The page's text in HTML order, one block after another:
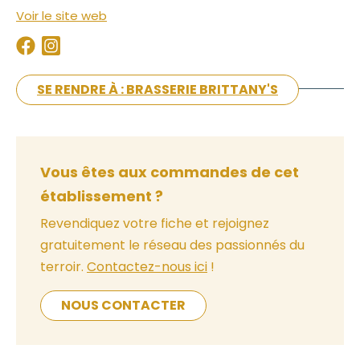
Voir le site web
SE RENDRE À : BRASSERIE BRITTANY'S
Vous êtes aux commandes de cet
établissement ?
Revendiquez votre fiche et rejoignez
gratuitement le réseau des passionnés du
terroir. Contactez-nous ici !
NOUS CONTACTER